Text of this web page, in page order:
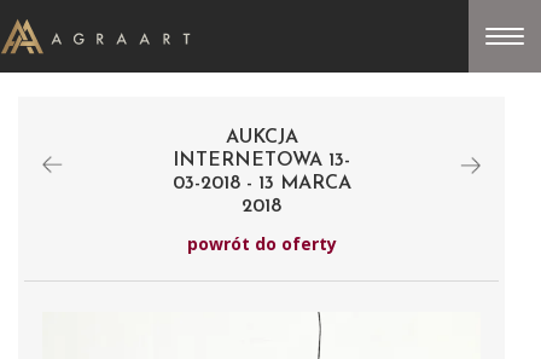
AUKCJA
INTERNETOWA 13-
03-2018 - 13 MARCA
2018
powrót do oferty